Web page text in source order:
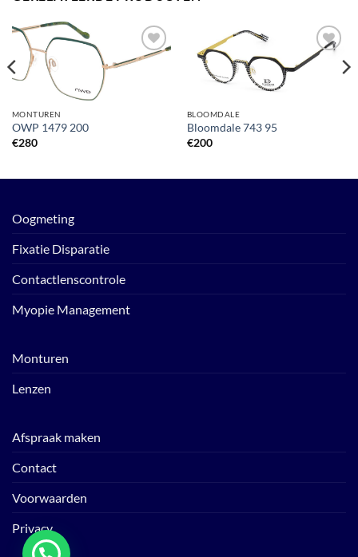
Toevoegen
MONTUREN
OWP 1479 200
€280
Toevoegen
BLOOMDALE
Bloomdale 743 95
€200
Oogmeting
Fixatie Disparatie
Contactlenscontrole
Myopie Management
Monturen
Lenzen
Afspraak maken
Contact
Voorwaarden
Privacy